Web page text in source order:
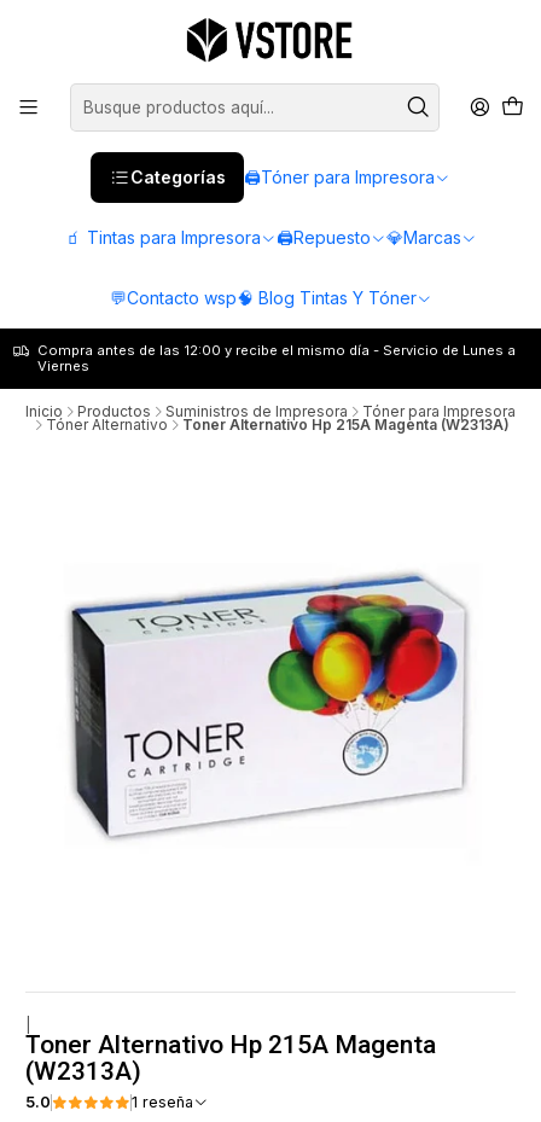
Categorías 🖨️Tóner para Impresora
🧃 Tintas para Impresora 🖨️Repuesto 💎Marcas
💬Contacto wsp🧠 Blog Tintas Y Tóner
Compra antes de las 12:00 y recibe el mismo día - Servicio de Lunes a
Viernes
Inicio Productos Suministros de Impresora Tóner para Impresora
Tóner Alternativo Toner Alternativo Hp 215A Magenta (W2313A)
Toner Alternativo Hp 215A Magenta
(W2313A)
5.0 1 reseña